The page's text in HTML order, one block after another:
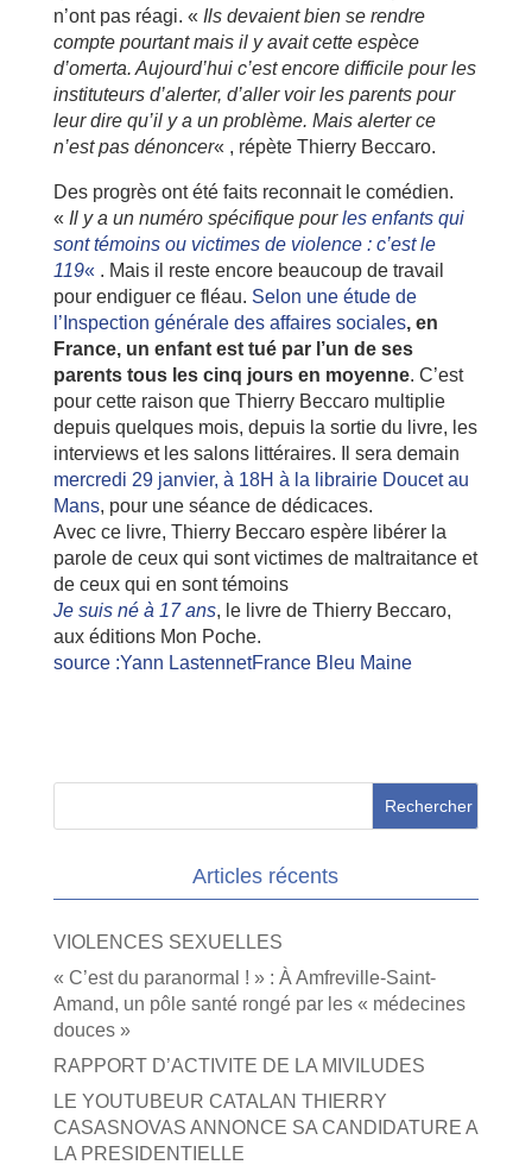
n’ont pas réagi. « Ils devaient bien se rendre
compte pourtant mais il y avait cette espèce
d’omerta. Aujourd’hui c’est encore difficile pour les
instituteurs d’alerter, d’aller voir les parents pour
leur dire qu’il y a un problème. Mais alerter ce
n’est pas dénoncer« , répète Thierry Beccaro.
Des progrès ont été faits reconnait le comédien.
« Il y a un numéro spécifique pour les enfants qui
sont témoins ou victimes de violence : c’est le
119« . Mais il reste encore beaucoup de travail
pour endiguer ce fléau. Selon une étude de
l’Inspection générale des affaires sociales, en
France, un enfant est tué par l’un de ses
parents tous les cinq jours en moyenne. C’est
pour cette raison que Thierry Beccaro multiplie
depuis quelques mois, depuis la sortie du livre, les
interviews et les salons littéraires. Il sera demain
mercredi 29 janvier, à 18H à la librairie Doucet au
Mans, pour une séance de dédicaces.
Avec ce livre, Thierry Beccaro espère libérer la
parole de ceux qui sont victimes de maltraitance et
de ceux qui en sont témoins
Je suis né à 17 ans, le livre de Thierry Beccaro,
aux éditions Mon Poche.
source :Yann LastennetFrance Bleu Maine
Articles récents
VIOLENCES SEXUELLES
« C’est du paranormal ! » : À Amfreville-Saint-
Amand, un pôle santé rongé par les « médecines
douces »
RAPPORT D’ACTIVITE DE LA MIVILUDES
LE YOUTUBEUR CATALAN THIERRY
CASASNOVAS ANNONCE SA CANDIDATURE A
LA PRESIDENTIELLE